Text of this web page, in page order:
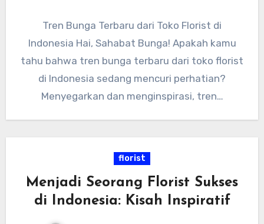
Tren Bunga Terbaru dari Toko Florist di
Indonesia Hai, Sahabat Bunga! Apakah kamu
tahu bahwa tren bunga terbaru dari toko florist
di Indonesia sedang mencuri perhatian?
Menyegarkan dan menginspirasi, tren…
florist
Menjadi Seorang Florist Sukses
di Indonesia: Kisah Inspiratif